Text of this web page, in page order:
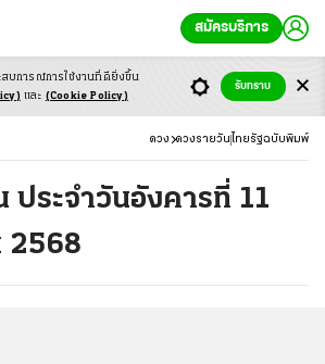
สมัครบริการ
ดวง ดวงรายวัน ไทยรัฐฉบับพิมพ์
ประจำวันอังคารที่ 11
2568
สบการณ์การใช้งานที่ดียิ่งขึ้น
และ (Cookie Policy)
รับทราบ